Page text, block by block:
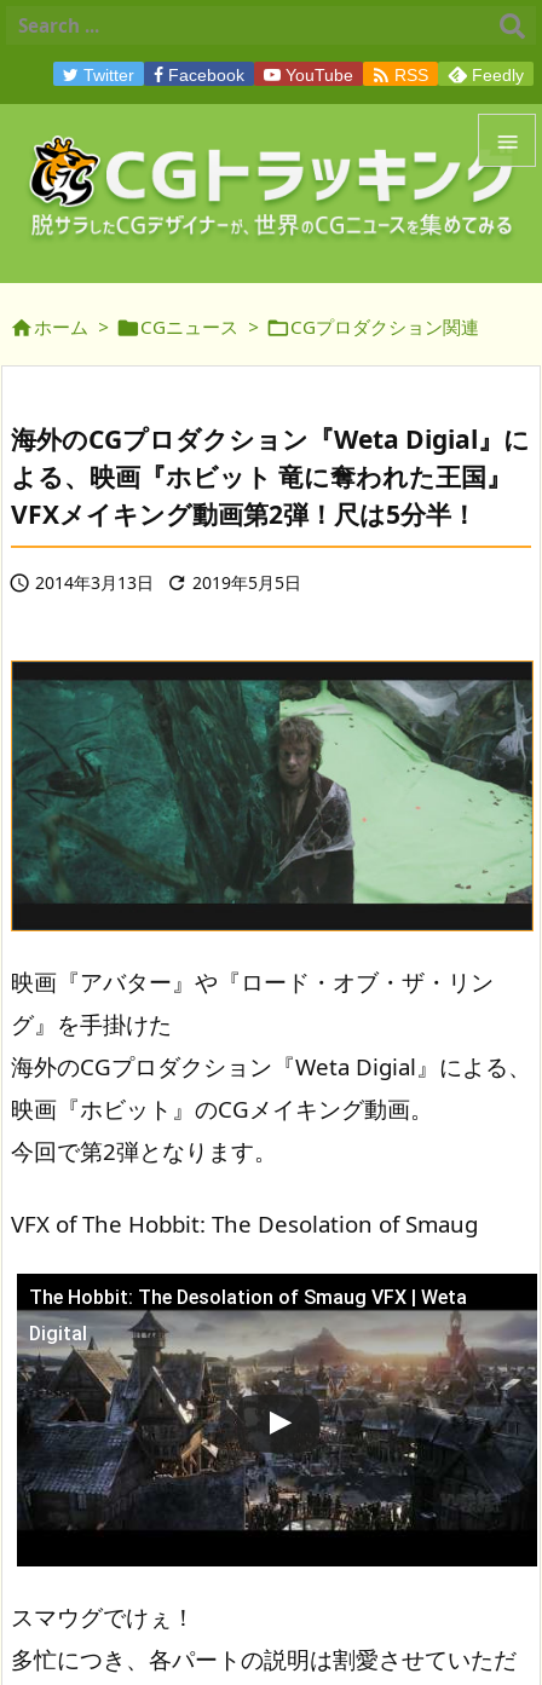


メニュ
前へ
次へ

Twitter Facebook YouTube  RSS Feedly
ホーム > CGニュース > CGプロダクション関連
海外のCGプロダクション『Weta Digial』に
よる、映画『ホビット 竜に奪われた王国』
VFXメイキング動画第2弾！尺は5分半！
 2014年3月13日  2019年5月5日
映画『アバター』や『ロード・オブ・ザ・リン
グ』を手掛けた
海外のCGプロダクション『Weta Digial』による、
映画『ホビット』のCGメイキング動画。
今回で第2弾となります。
VFX of The Hobbit: The Desolation of Smaug
The Hobbit: The Desolation of Smaug VFX | Weta
Digital
この動画を YouTube で視聴
スマウグでけぇ！
多忙につき、各パートの説明は割愛させていただ